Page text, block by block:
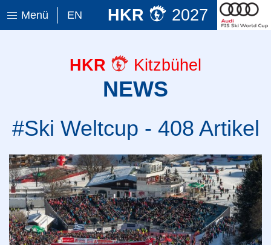
Menü EN HKR 2027
HKR Kitzbühel
NEWS
#Ski Weltcup - 408 Artikel